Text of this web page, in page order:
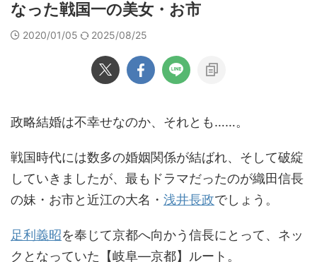
なった戦国一の美女・お市
2020/01/05 2025/08/25
政略結婚は不幸せなのか、それとも……。
戦国時代には数多の婚姻関係が結ばれ、そして破綻
していきましたが、最もドラマだったのが織田信長
の妹・お市と近江の大名・ 浅井長政でしょう。
足利義昭を奉じて京都へ向かう信長にとって、ネッ
クとなっていた【岐阜―京都】ルート。